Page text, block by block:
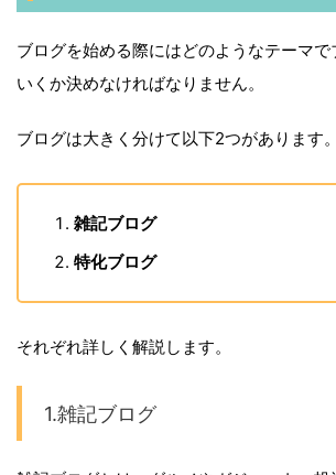
ブログを始める際にはどのようなテーマで
いくか決めなければなりません。
ブログは大きく分けて以下2つがあります。
雑記ブログ
特化ブログ
それぞれ詳しく解説します。
1.雑記ブログ